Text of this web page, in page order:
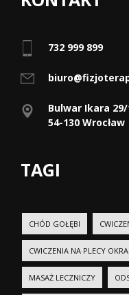
732 999 899
Bulwar Ikara 29/
54-130 Wrocław
TAGI
CHÓD GOŁĘBI
CWICZENIA NA PLECY
MASAŻ LECZNICZY